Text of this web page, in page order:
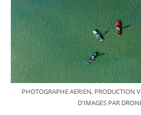
PHOTOGRAPHE AERIEN, PRODUCTION
D'IMAGES PAR